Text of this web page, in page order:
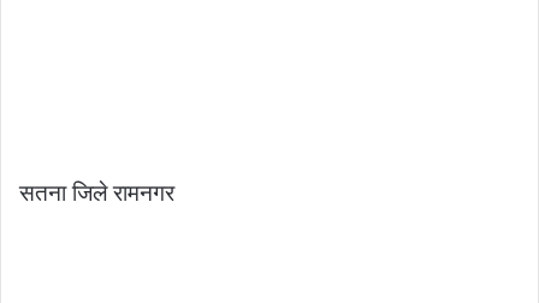
सतना जिले रामनगर